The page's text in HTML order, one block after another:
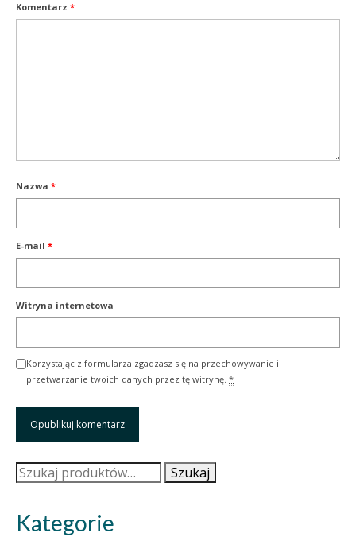
Komentarz *
Nazwa *
E-mail *
Witryna internetowa
Korzystając z formularza zgadzasz się na przechowywanie i
przetwarzanie twoich danych przez tę witrynę. *
Szukaj: Szukaj
Kategorie